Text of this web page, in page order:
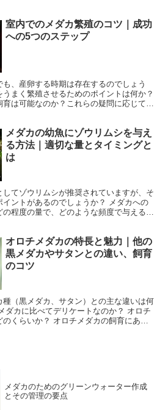
室内でのメダカ繁殖のコツ｜成功
への5つのステップ
、産卵する時期は存在するのでしょう
まく繁殖させるためのポイントは何か？
は可能なのか？これらの疑問に応じて、
メダカの幼魚にゾウリムシを与え
る方法｜適切な量とタイミングと
は
してゾウリムシが推奨されていますが、そ
ントがあるのでしょうか？ メダカへの
程度の量で、どのような頻度で与えるか
オロチメダカの特長と魅力｜他の
黒メダカやサタンとの違い、飼育
のコツ
（黒メダカ、サタン）との主な違いは何
ダカに比べてデリケートなのか？ オロチ
くらいか？ オロチメダカの飼育にあた
メダカのためのグリーンウォーター作成
とその管理の要点